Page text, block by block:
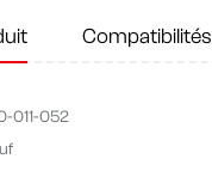
Compatibilités
011-052